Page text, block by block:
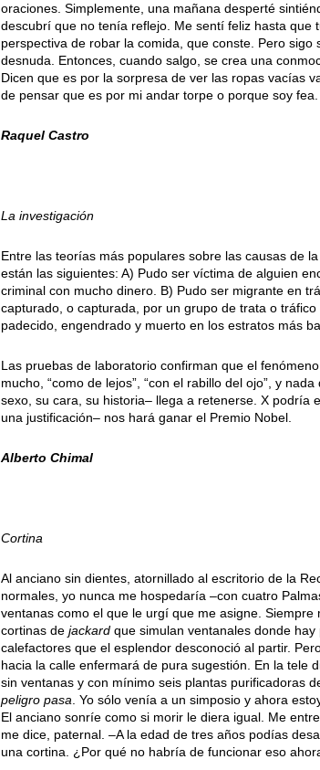
oraciones. Simplemente, una mañana desperté
descubrí que no tenía reflejo. Me sentí feliz hasta que
perspectiva de robar la comida, que conste. Pero
desnuda. Entonces, cuando salgo, se crea una
Dicen que es por la sorpresa de ver las ropas vacías
de pensar que es por mi andar torpe o porque soy fea.
Raquel Castro
La investigación
Entre las teorías más populares sobre las causas de
están las siguientes: A) Pudo ser víctima de alguien
criminal con mucho dinero. B) Pudo ser migrante en
capturado, o capturada, por un grupo de trata o
padecido, engendrado y muerto en los estratos más
Las pruebas de laboratorio confirman que el
mucho, “como de lejos”, “con el rabillo del ojo”, y
sexo, su cara, su historia– llega a retenerse. X podría
una justificación– nos hará ganar el Premio Nobel.
Alberto Chimal
Cortina
Al anciano sin dientes, atornillado al escritorio de la
normales, yo nunca me hospedaría –con cuatro
ventanas como el que le urgí que me asigne.
cortinas de jackard que simulan ventanales donde
calefactores que el esplendor desconoció al partir.
hacia la calle enfermará de pura sugestión. En la tele
sin ventanas y con mínimo seis plantas purificadoras
peligro pasa . Yo sólo venía a un simposio y ahora
El anciano sonríe como si morir le diera igual. Me
me dice, paternal. –A la edad de tres años podías
una cortina. ¿Por qué no habría de funcionar eso